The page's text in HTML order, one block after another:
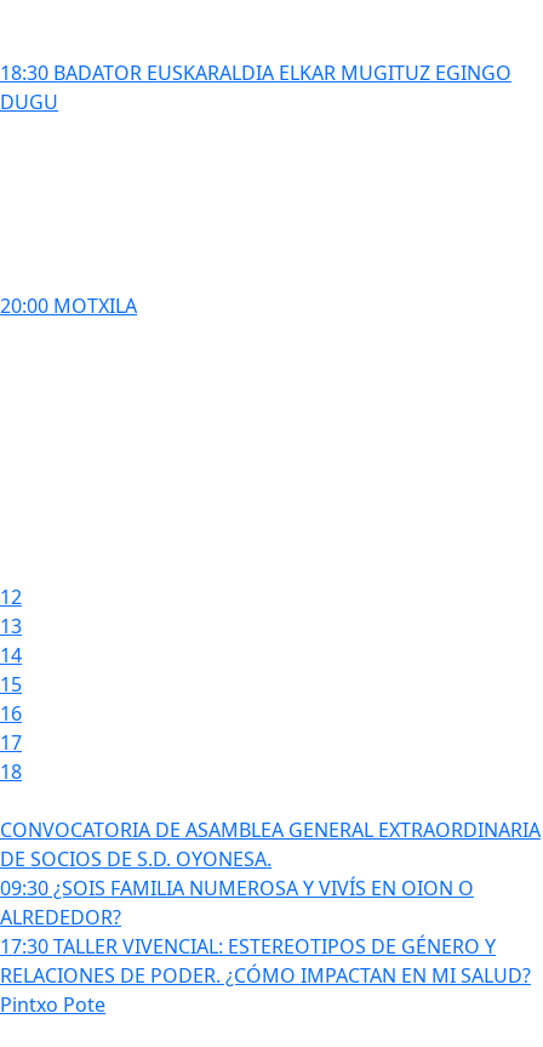
18:30 BADATOR EUSKARALDIA ELKAR MUGITUZ EGINGO
DUGU
20:00 MOTXILA
12
13
14
15
16
17
18
CONVOCATORIA DE ASAMBLEA GENERAL EXTRAORDINARIA
DE SOCIOS DE S.D. OYONESA.
09:30 ¿SOIS FAMILIA NUMEROSA Y VIVÍS EN OION O
ALREDEDOR?
17:30 TALLER VIVENCIAL: ESTEREOTIPOS DE GÉNERO Y
RELACIONES DE PODER. ¿CÓMO IMPACTAN EN MI SALUD?
Pintxo Pote